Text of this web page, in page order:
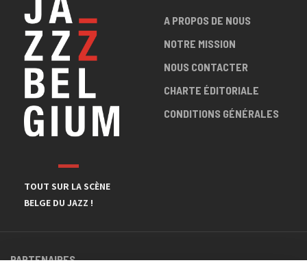
TOUT SUR LA SCÈNE
BELGE DU JAZZ !
A PROPOS DE NOUS
NOTRE MISSION
NOUS CONTACTER
CHARTE ÉDITORIALE
CONDITIONS GÉNÉRALES
PARTENAIRES